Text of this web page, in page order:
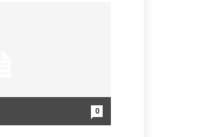
0